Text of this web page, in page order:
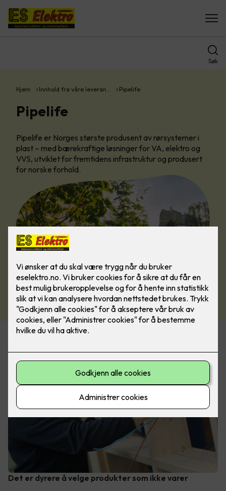
Søk
Hjem Innhold fra våre leveran… Pipelife
Pipelife
Pipelife er Norges største produsent av rørsystemer i
plast – med bærekraftige løsninger for VA, elektro og
VVS, utviklet for fremtidens infrastruktur og produsert
for norske forhold.
Det er dyrere å velge produkter som ikke varer